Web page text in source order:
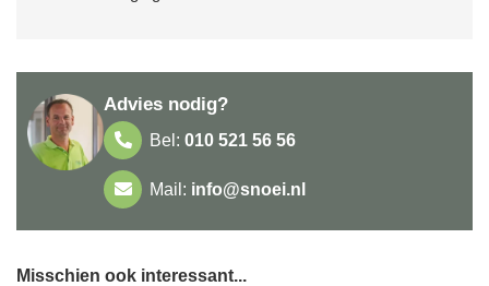
Advies nodig?
Bel: 010 521 56 56
Mail: info@snoei.nl
Misschien ook interessant...